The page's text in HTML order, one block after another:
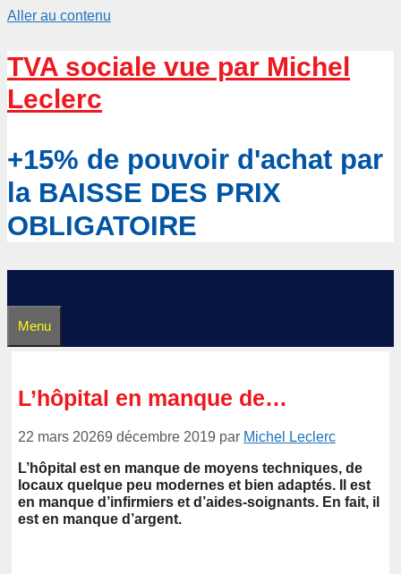
Aller au contenu
TVA sociale vue par Michel
Leclerc
+15% de pouvoir d'achat par
la BAISSE DES PRIX
OBLIGATOIRE
Menu
L’hôpital en manque de…
22 mars 20269 décembre 2019 par Michel Leclerc
L’hôpital est en manque de moyens techniques, de
locaux quelque peu modernes et bien adaptés. Il est
en manque d’infirmiers et d’aides-soignants. En fait, il
est en manque d’argent.